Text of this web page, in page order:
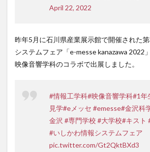
April 22, 2022
昨年5月に石川県産業展示館で開催された
システムフェア「e-messe kanazawa 2022
映像音響学科のコラボで出展しました。
#情報工学科#映像音響学科#1年
見学#eメッセ #emesse#金沢科
金沢 #専門学校 #大学校#キスト
#いしかわ情報システムフェア
pic.twitter.com/Gt2QktBXd3